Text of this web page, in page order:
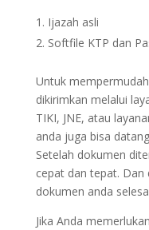
Ijazah asli
Softfile KTP dan
Untuk
dikirimkan melalui
TIKI, JNE, atau
anda juga bisa
Setelah dokumen
cepat dan tepat. Dan
dokumen anda
Jika Anda